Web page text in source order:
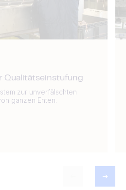
Qualitätseinstufung
zur unverfälschten
ganzen Enten.